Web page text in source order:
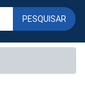
PESQUISAR